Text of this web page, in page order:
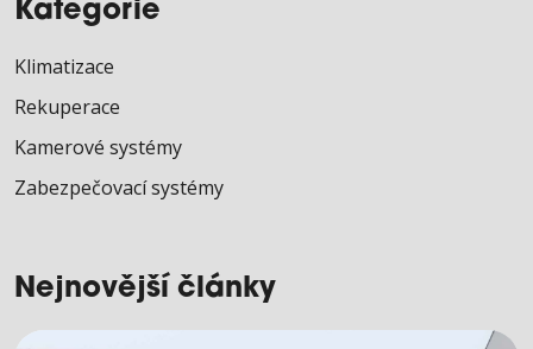
Kategorie
Klimatizace
Rekuperace
Kamerové systémy
Zabezpečovací systémy
Nejnovější články